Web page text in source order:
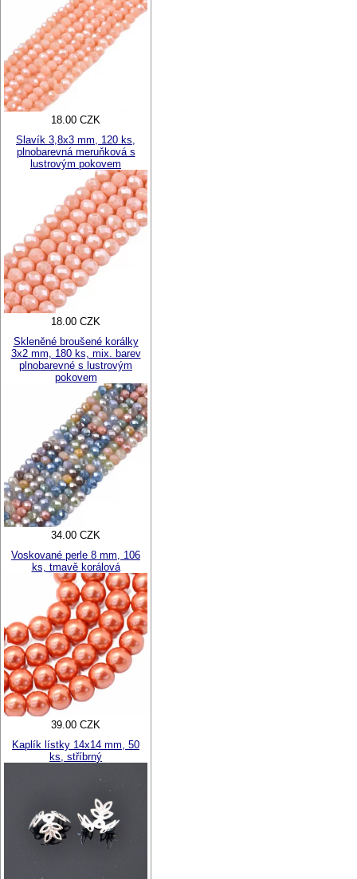
18.00 CZK
Slavík 3,8x3 mm, 120 ks,
plnobarevná meruňková s
lustrovým pokovem
18.00 CZK
Skleněné broušené korálky
3x2 mm, 180 ks, mix. barev
plnobarevné s lustrovým
pokovem
34.00 CZK
Voskované perle 8 mm, 106
ks, tmavě korálová
39.00 CZK
Kaplík lístky 14x14 mm, 50
ks, stříbrný